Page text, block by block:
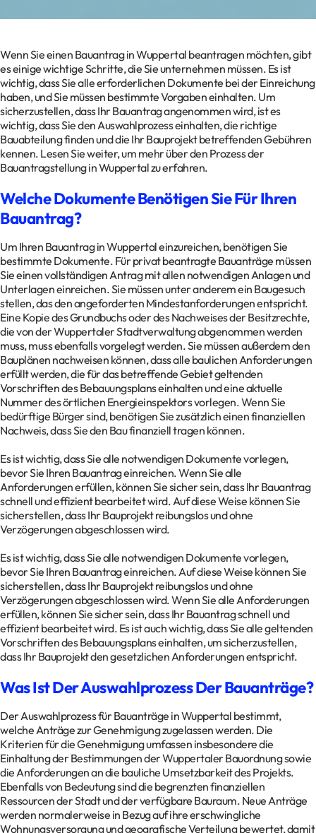
Wenn Sie einen Bauantrag in Wuppertal beantragen möchten, gibt
es einige wichtige Schritte, die Sie unternehmen müssen. Es ist
wichtig, dass Sie alle erforderlichen Dokumente bei der Einreichung
haben, und Sie müssen bestimmte Vorgaben einhalten. Um
sicherzustellen, dass Ihr Bauantrag angenommen wird, ist es
wichtig, dass Sie den Auswahlprozess einhalten, die richtige
Bauabteilung finden und die Ihr Bauprojekt betreffenden Gebühren
kennen. Lesen Sie weiter, um mehr über den Prozess der
Bauantragstellung in Wuppertal zu erfahren.
Welche Dokumente Benötigen Sie Für Ihren
Bauantrag?
Um Ihren Bauantrag in Wuppertal einzureichen, benötigen Sie
bestimmte Dokumente. Für privat beantragte Bauanträge müssen
Sie einen vollständigen Antrag mit allen notwendigen Anlagen und
Unterlagen einreichen. Sie müssen unter anderem ein Baugesuch
stellen, das den angeforderten Mindestanforderungen entspricht.
Eine Kopie des Grundbuchs oder des Nachweises der Besitzrechte,
die von der Wuppertaler Stadtverwaltung abgenommen werden
muss, muss ebenfalls vorgelegt werden. Sie müssen außerdem den
Bauplänen nachweisen können, dass alle baulichen Anforderungen
erfüllt werden, die für das betreffende Gebiet geltenden
Vorschriften des Bebauungsplans einhalten und eine aktuelle
Nummer des örtlichen Energieinspektors vorlegen. Wenn Sie
bedürftige Bürger sind, benötigen Sie zusätzlich einen finanziellen
Nachweis, dass Sie den Bau finanziell tragen können.
Es ist wichtig, dass Sie alle notwendigen Dokumente vorlegen,
bevor Sie Ihren Bauantrag einreichen. Wenn Sie alle
Anforderungen erfüllen, können Sie sicher sein, dass Ihr Bauantrag
schnell und effizient bearbeitet wird. Auf diese Weise können Sie
sicherstellen, dass Ihr Bauprojekt reibungslos und ohne
Verzögerungen abgeschlossen wird.
Es ist wichtig, dass Sie alle notwendigen Dokumente vorlegen,
bevor Sie Ihren Bauantrag einreichen. Auf diese Weise können Sie
sicherstellen, dass Ihr Bauprojekt reibungslos und ohne
Verzögerungen abgeschlossen wird. Wenn Sie alle Anforderungen
erfüllen, können Sie sicher sein, dass Ihr Bauantrag schnell und
effizient bearbeitet wird. Es ist auch wichtig, dass Sie alle geltenden
Vorschriften des Bebauungsplans einhalten, um sicherzustellen,
dass Ihr Bauprojekt den gesetzlichen Anforderungen entspricht.
Was Ist Der Auswahlprozess Der Bauanträge?
Der Auswahlprozess für Bauanträge in Wuppertal bestimmt,
welche Anträge zur Genehmigung zugelassen werden. Die
Kriterien für die Genehmigung umfassen insbesondere die
Einhaltung der Bestimmungen der Wuppertaler Bauordnung sowie
die Anforderungen an die bauliche Umsetzbarkeit des Projekts.
Ebenfalls von Bedeutung sind die begrenzten finanziellen
Ressourcen der Stadt und der verfügbare Bauraum. Neue Anträge
werden normalerweise in Bezug auf ihre erschwingliche
Wohnungsversorgung und geografische Verteilung bewertet, damit